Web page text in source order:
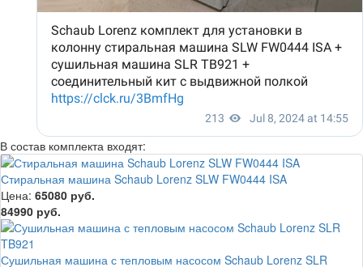
В состав комплекта входят:
Стиральная машина Schaub Lorenz SLW FW0444 ISA
Цена: 65080 руб.
84990 руб.
Сушильная машина с тепловым насосом Schaub Lorenz SLR